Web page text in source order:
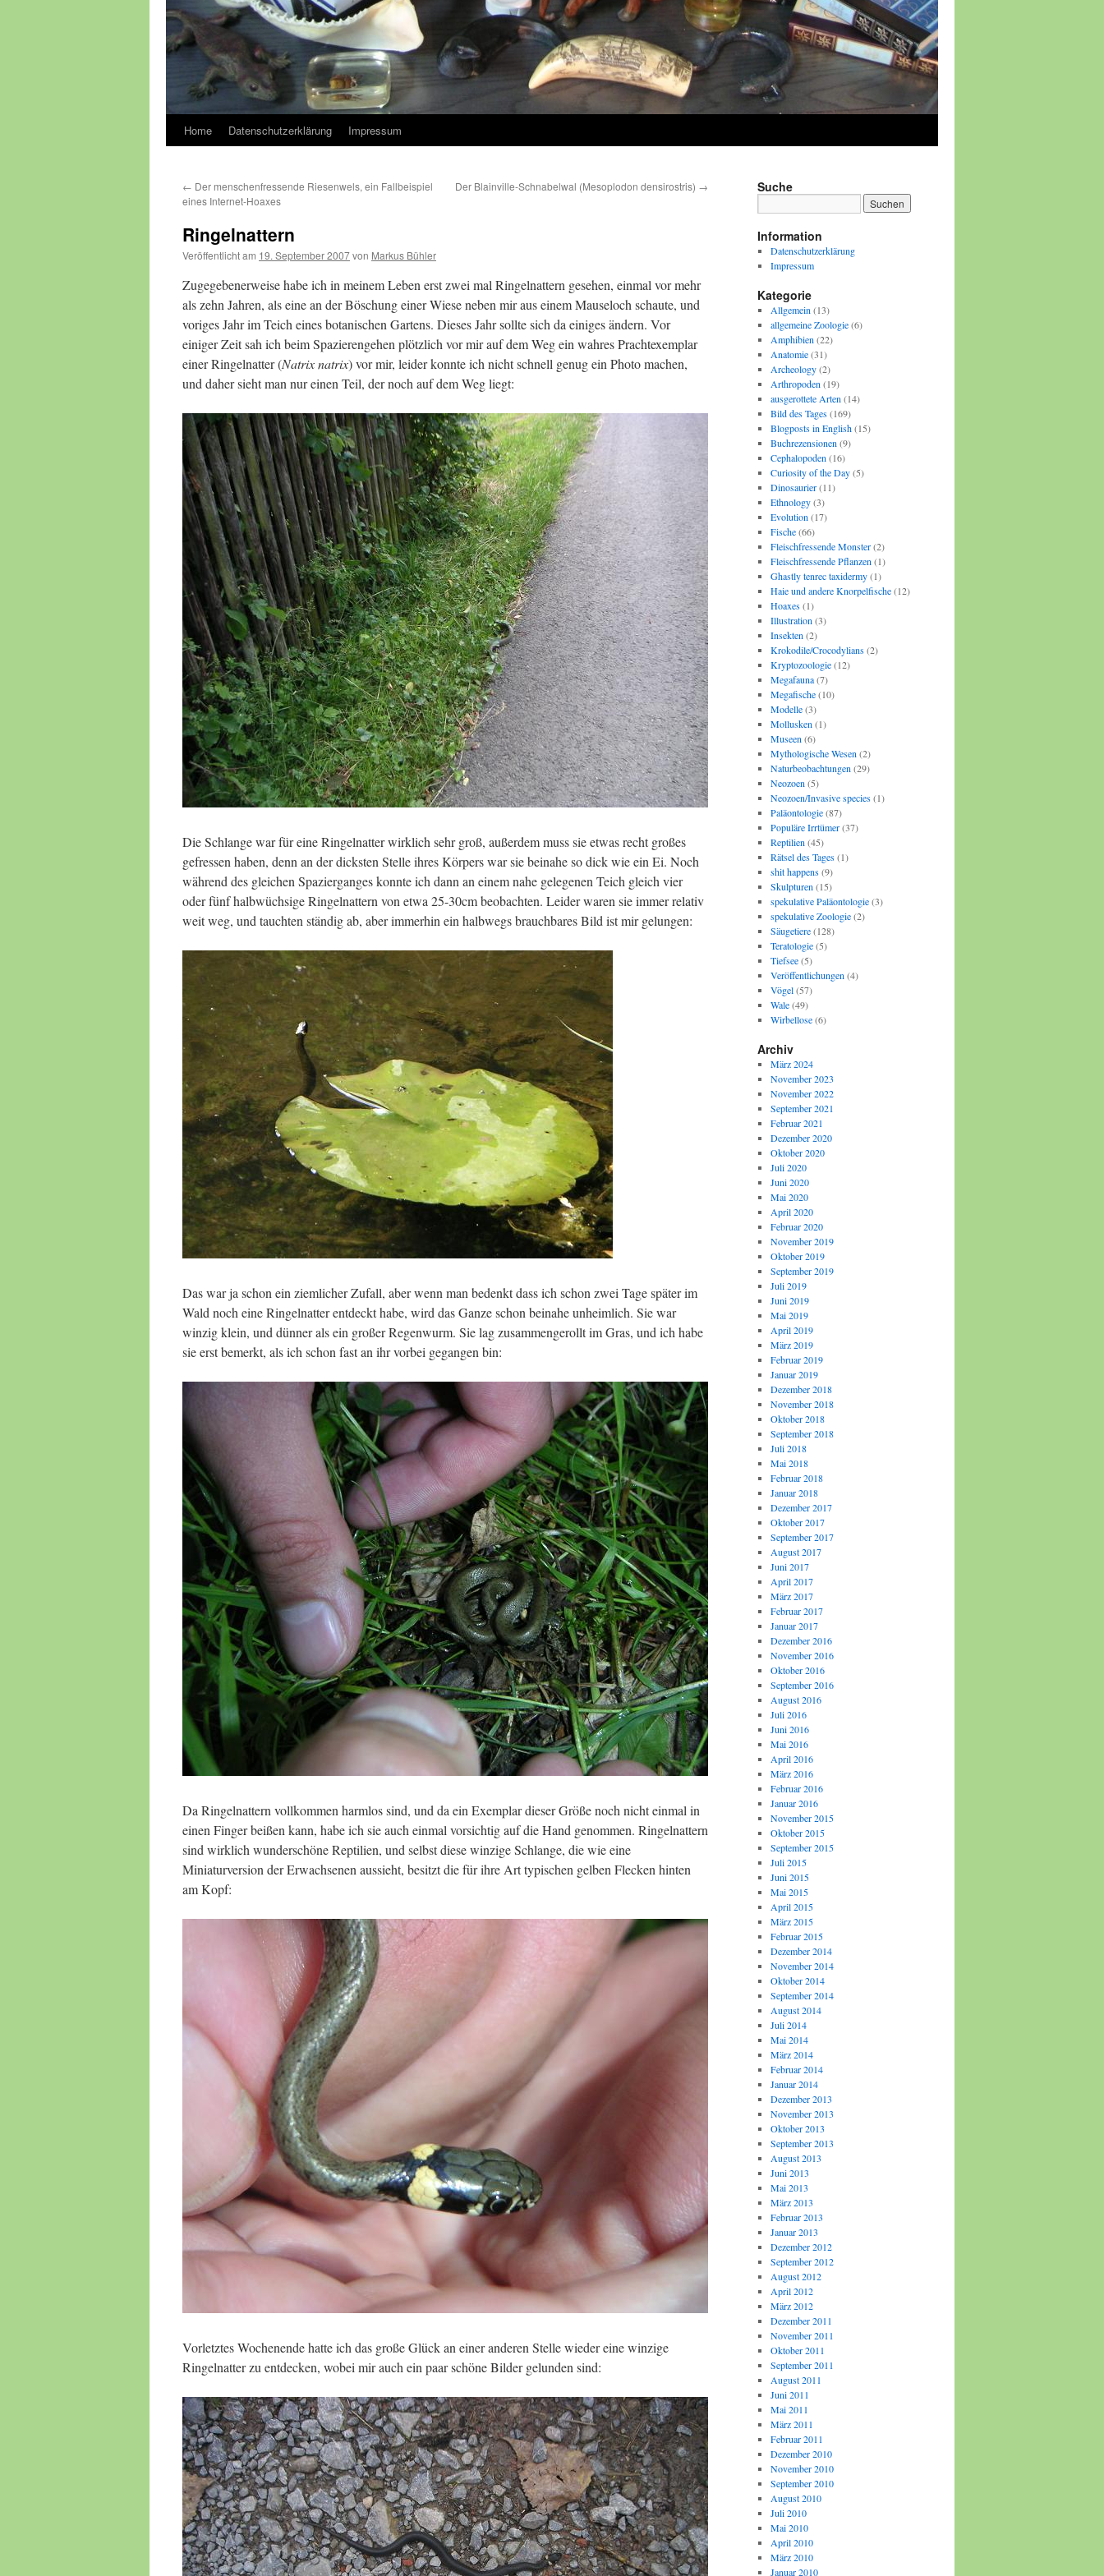
Home Datenschutzerklärung Impressum
← Der menschenfressende Riesenwels, ein Fallbeispiel
eines Internet-Hoaxes
Der Blainville-Schnabelwal (Mesoplodon densirostris) →
Ringelnattern
Veröffentlicht am 19. September 2007von Markus Bühler
Zugegebenerweise habe ich in meinem Leben erst zwei mal Ringelnattern gesehen, einmal vor mehr
als zehn Jahren, als eine an der Böschung einer Wiese neben mir aus einem Mauseloch schaute, und
voriges Jahr im Teich eines botanischen Gartens. Dieses Jahr sollte sich da einiges ändern. Vor
einiger Zeit sah ich beim Spazierengehen plötzlich vor mir auf dem Weg ein wahres Prachtexemplar
einer Ringelnatter (Natrix natrix) vor mir, leider konnte ich nicht schnell genug ein Photo machen,
und daher sieht man nur einen Teil, der noch auf dem Weg liegt:
Die Schlange war für eine Ringelnatter wirklich sehr groß, außerdem muss sie etwas recht großes
gefressen haben, denn an der dicksten Stelle ihres Körpers war sie beinahe so dick wie ein Ei. Noch
während des gleichen Spazierganges konnte ich dann an einem nahe gelegenen Teich gleich vier
oder fünf halbwüchsige Ringelnattern von etwa 25-30cm beobachten. Leider waren sie immer relativ
weit weg, und tauchten ständig ab, aber immerhin ein halbwegs brauchbares Bild ist mir gelungen:
Das war ja schon ein ziemlicher Zufall, aber wenn man bedenkt dass ich schon zwei Tage später im
Wald noch eine Ringelnatter entdeckt habe, wird das Ganze schon beinahe unheimlich. Sie war
winzig klein, und dünner als ein großer Regenwurm. Sie lag zusammengerollt im Gras, und ich habe
sie erst bemerkt, als ich schon fast an ihr vorbei gegangen bin:
Da Ringelnattern vollkommen harmlos sind, und da ein Exemplar dieser Größe noch nicht einmal in
einen Finger beißen kann, habe ich sie auch einmal vorsichtig auf die Hand genommen. Ringelnattern
sind wirklich wunderschöne Reptilien, und selbst diese winzige Schlange, die wie eine
Miniaturversion der Erwachsenen aussieht, besitzt die für ihre Art typischen gelben Flecken hinten
am Kopf:
Vorletztes Wochenende hatte ich das große Glück an einer anderen Stelle wieder eine winzige
Ringelnatter zu entdecken, wobei mir auch ein paar schöne Bilder gelunden sind:
Suche
Information
Datenschutzerklärung
Impressum
Kategorie
Allgemein (13)
allgemeine Zoologie(6)
Amphibien (22)
Anatomie(31)
Archeology(2)
Arthropoden (19)
ausgerottete Arten (14)
Bild des Tages(169)
Blogposts in English(15)
Buchrezensionen (9)
Cephalopoden (16)
Curiosity of the Day(5)
Dinosaurier(11)
Ethnology(3)
Evolution (17)
Fische(66)
Fleischfressende Monster(2)
Fleischfressende Pflanzen (1)
Ghastly tenrec taxidermy(1)
Haie und andere Knorpelfische(12)
Hoaxes(1)
Illustration (3)
Insekten (2)
Krokodile/Crocodylians(2)
Kryptozoologie(12)
Megafauna(7)
Megafische(10)
Modelle(3)
Mollusken (1)
Museen (6)
Mythologische Wesen (2)
Naturbeobachtungen (29)
Neozoen (5)
Neozoen/Invasive species(1)
Paläontologie(87)
Populäre Irrtümer(37)
Reptilien (45)
Rätsel des Tages(1)
shit happens(9)
Skulpturen (15)
spekulative Paläontologie(3)
spekulative Zoologie(2)
Säugetiere(128)
Teratologie(5)
Tiefsee(5)
Veröffentlichungen (4)
Vögel(57)
Wale(49)
Wirbellose(6)
Archiv
März 2024
November 2023
November 2022
September 2021
Februar 2021
Dezember 2020
Oktober 2020
Juli 2020
Juni 2020
Mai 2020
April 2020
Februar 2020
November 2019
Oktober 2019
September 2019
Juli 2019
Juni 2019
Mai 2019
April 2019
März 2019
Februar 2019
Januar 2019
Dezember 2018
November 2018
Oktober 2018
September 2018
Juli 2018
Mai 2018
Februar 2018
Januar 2018
Dezember 2017
Oktober 2017
September 2017
August 2017
Juni 2017
April 2017
März 2017
Februar 2017
Januar 2017
Dezember 2016
November 2016
Oktober 2016
September 2016
August 2016
Juli 2016
Juni 2016
Mai 2016
April 2016
März 2016
Februar 2016
Januar 2016
November 2015
Oktober 2015
September 2015
Juli 2015
Juni 2015
Mai 2015
April 2015
März 2015
Februar 2015
Dezember 2014
November 2014
Oktober 2014
September 2014
August 2014
Juli 2014
Mai 2014
März 2014
Februar 2014
Januar 2014
Dezember 2013
November 2013
Oktober 2013
September 2013
August 2013
Juni 2013
Mai 2013
März 2013
Februar 2013
Januar 2013
Dezember 2012
September 2012
August 2012
April 2012
März 2012
Dezember 2011
November 2011
Oktober 2011
September 2011
August 2011
Juni 2011
Mai 2011
März 2011
Februar 2011
Dezember 2010
November 2010
September 2010
August 2010
Juli 2010
Mai 2010
April 2010
März 2010
Januar 2010